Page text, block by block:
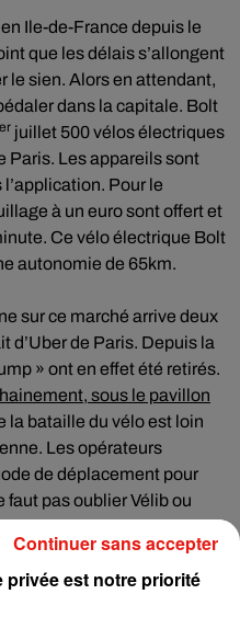
Ile-de-France depuis le
que les délais s’allongent
le sien. Alors en attendant,
dans la capitale. Bolt
er juillet 500 vélos électriques
Paris. Les appareils sont
Pour le
à un euro sont offert et
Ce vélo électrique Bolt
autonomie de 65km.
sur ce marché arrive deux
d’Uber de Paris. Depuis la
» ont en effet été retirés.
sous le pavillon
la bataille du vélo est loin
Les opérateurs
de déplacement pour
faut pas oublier Vélib ou
longue durée de la
privée est notre priorité
Continuer sans accepter